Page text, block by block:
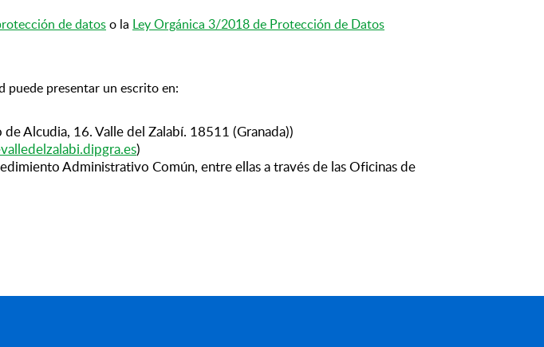
de datoso la Ley Orgánica 3/2018 de Protección de Datos
puede presentar un escrito en:
Alcudia, 16. Valle del Zalabí. 18511 (Granada))
)
Administrativo Común, entre ellas a través de las Oficinas de